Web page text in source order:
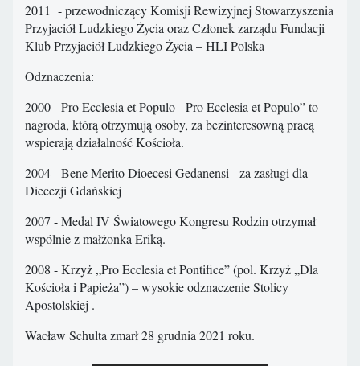
2011 - przewodniczący Komisji Rewizyjnej Stowarzyszenia
Przyjaciół Ludzkiego Życia oraz Członek zarządu Fundacji
Klub Przyjaciół Ludzkiego Życia – HLI Polska
Odznaczenia:
2000 - Pro Ecclesia et Populo - Pro Ecclesia et Populo” to
nagroda, którą otrzymują osoby, za bezinteresowną pracą
wspierają działalność Kościoła.
2004 - Bene Merito Dioecesi Gedanensi - za zasługi dla
Diecezji Gdańskiej
2007 - Medal IV Światowego Kongresu Rodzin otrzymał
wspólnie z małżonka Eriką.
2008 - Krzyż „Pro Ecclesia et Pontifice” (pol. Krzyż „Dla
Kościoła i Papieża”) – wysokie odznaczenie Stolicy
Apostolskiej .
Wacław Schulta zmarł 28 grudnia 2021 roku.